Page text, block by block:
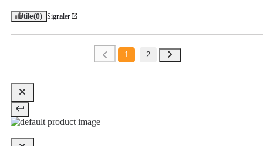
Utile(0) Signaler
1 2